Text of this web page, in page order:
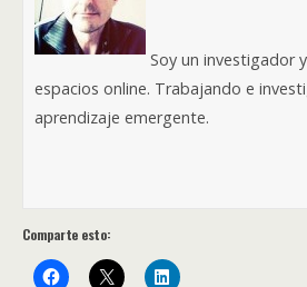
Soy un investigador
espacios online. Trabajando e
aprendizaje emergente.
Comparte esto: